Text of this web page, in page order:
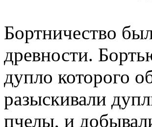
Бортничество
древности.
дупло которого
разыскивали
пчелы, и